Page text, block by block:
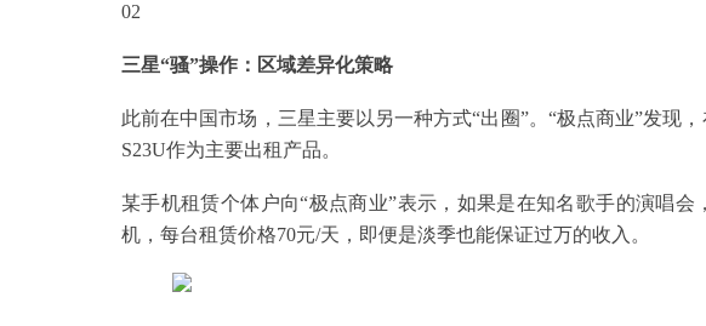
02
三星“骚”操作：区域差异化策略
此前在中国市场，三星主要以另一种方式“出圈”。“极点商业”发现
S23U作为主要出租产品。
某手机租赁个体户向“极点商业”表示，如果是在知名歌手的演唱
机，每台租赁价格70元/天，即便是淡季也能保证过万的收入。